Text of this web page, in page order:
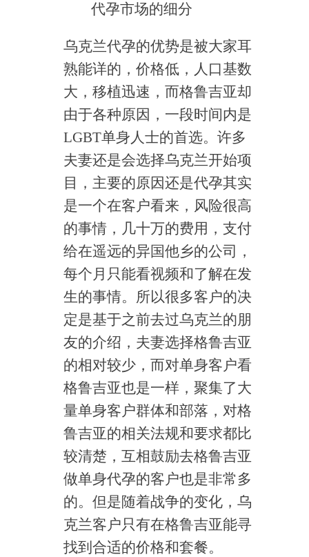
代孕市场的细分
乌克兰代孕的优势是被大家耳
熟能详的，价格低，人口基数
大，移植迅速，而格鲁吉亚却
由于各种原因，一段时间内是
LGBT单身人士的首选。许多
夫妻还是会选择乌克兰开始项
目，主要的原因还是代孕其实
是一个在客户看来，风险很高
的事情，几十万的费用，支付
给在遥远的异国他乡的公司，
每个月只能看视频和了解在发
生的事情。所以很多客户的决
定是基于之前去过乌克兰的朋
友的介绍，夫妻选择格鲁吉亚
的相对较少，而对单身客户看
格鲁吉亚也是一样，聚集了大
量单身客户群体和部落，对格
鲁吉亚的相关法规和要求都比
较清楚，互相鼓励去格鲁吉亚
做单身代孕的客户也是非常多
的。但是随着战争的变化，乌
克兰客户只有在格鲁吉亚能寻
找到合适的价格和套餐。